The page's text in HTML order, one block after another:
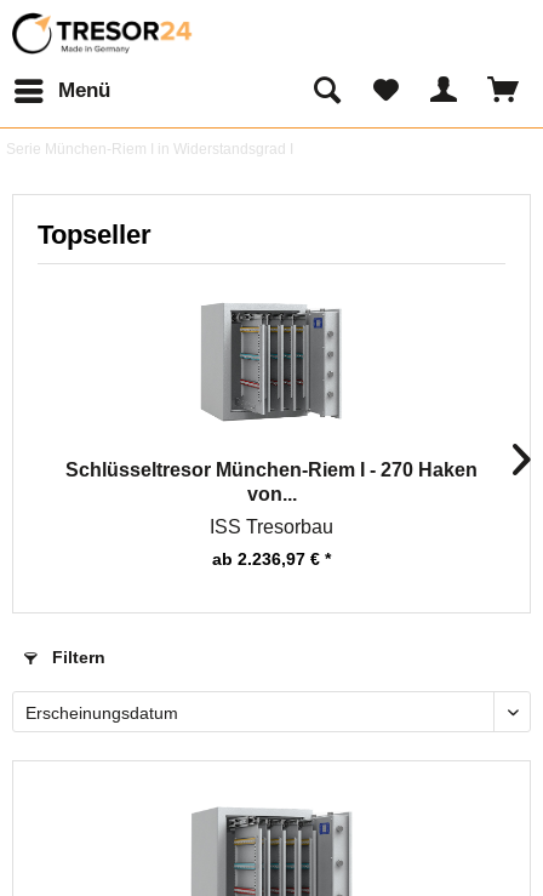
Menü
Serie München-Riem I in Widerstandsgrad I
Topseller
Schlüsseltresor München-Riem I - 270 Haken
von...
ISS Tresorbau
ab 2.236,97 € *
Filtern